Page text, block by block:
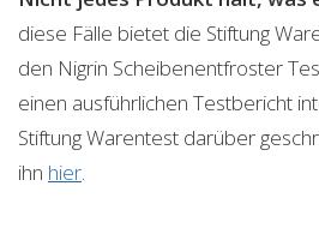
diese Fälle bietet die Stiftung
den Nigrin Scheibenentfroster
einen ausführlichen Testbericht
Stiftung Warentest darüber
ihn hier